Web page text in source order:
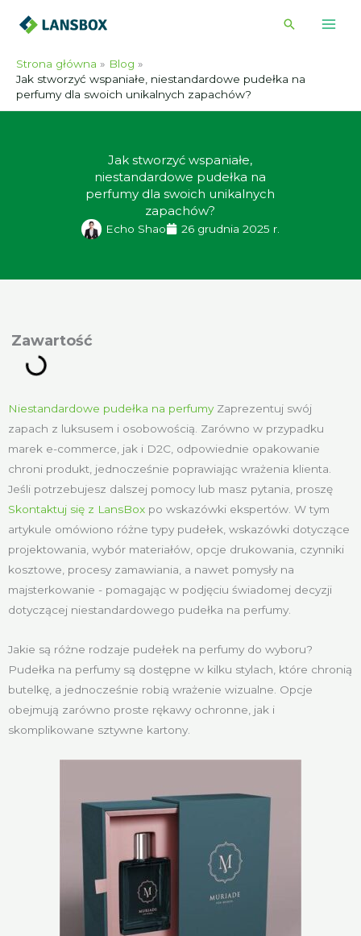
Strona główna
Blog
Jak stworzyć wspaniałe, niestandardowe pudełka na
perfumy dla swoich unikalnych zapachów?
Jak stworzyć wspaniałe,
niestandardowe pudełka na
perfumy dla swoich unikalnych
zapachów?
Echo Shao 26 grudnia 2025 r.
Niestandardowe pudełka na perfumyZaprezentuj swój
zapach z luksusem i osobowością. Zarówno w przypadku
marek e-commerce, jak i D2C, odpowiednie opakowanie
chroni produkt, jednocześnie poprawiając wrażenia klienta.
Jeśli potrzebujesz dalszej pomocy lub masz pytania, proszę
Skontaktuj się z LansBox po wskazówki ekspertów. W tym
artykule omówiono różne typy pudełek, wskazówki dotyczące
projektowania, wybór materiałów, opcje drukowania, czynniki
kosztowe, procesy zamawiania, a nawet pomysły na
majsterkowanie - pomagając w podjęciu świadomej decyzji
dotyczącej niestandardowego pudełka na perfumy.
Jakie są różne rodzaje pudełek na perfumy do wyboru?
Pudełka na perfumy są dostępne w kilku stylach, które chronią
butelkę, a jednocześnie robią wrażenie wizualne. Opcje
obejmują zarówno proste rękawy ochronne, jak i
skomplikowane sztywne kartony.